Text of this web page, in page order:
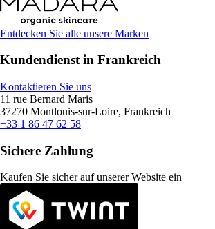
Entdecken Sie alle unsere Marken
Kundendienst in Frankreich
Kontaktieren Sie uns
11 rue Bernard Maris
37270 Montlouis-sur-Loire, Frankreich
+33 1 86 47 62 58
Sichere Zahlung
Kaufen Sie sicher auf unserer Website ein